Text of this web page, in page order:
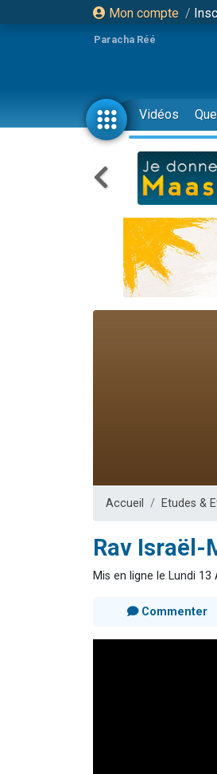
Mon compte /
Paracha Réé
Vidéos
Accueil Etudes &
Rav Israël-
Mis en ligne le Lundi 13
Commenter